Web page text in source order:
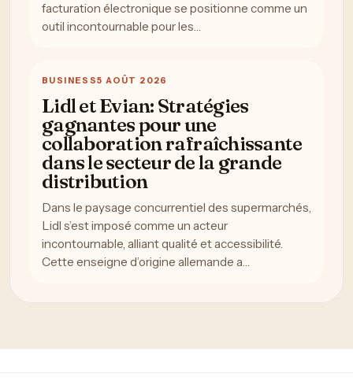
facturation électronique se positionne comme un
outil incontournable pour les…
BUSINESS5 AOÛT 2026
Lidl et Evian: Stratégies
gagnantes pour une
collaboration rafraîchissante
dans le secteur de la grande
distribution
Dans le paysage concurrentiel des supermarchés,
Lidl s’est imposé comme un acteur
incontournable, alliant qualité et accessibilité.
Cette enseigne d’origine allemande a…